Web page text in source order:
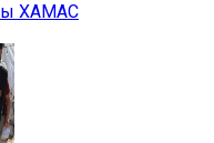
ХАМАС